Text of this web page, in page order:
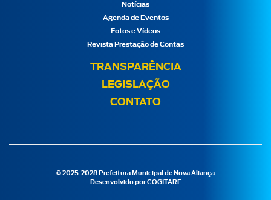
Notícias
Agenda de Eventos
Fotos e Vídeos
Revista Prestação de Contas
TRANSPARÊNCIA
LEGISLAÇÃO
CONTATO
© 2025-2028 Prefeitura Municipal de Nova Aliança
Desenvolvido por COGITARE